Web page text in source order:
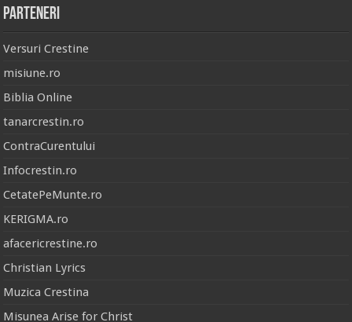
Parteneri
Versuri Crestine
misiune.ro
Biblia Online
tanarcrestin.ro
ContraCurentului
Infocrestin.ro
CetatePeMunte.ro
KERIGMA.ro
afacericrestine.ro
Christian Lyrics
Muzica Crestina
Misunea Arise for Christ